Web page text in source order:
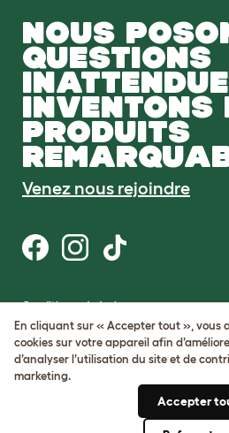
NOUS
QUESTIONS
INVENTONS
PRODUITS
Venez nous rejoindre
Conditions générales
Protection de la vie privée et cookies
Cookie Settings
Sitemap
Numéro de TVA: FR34839369105
Numéro d’immatriculation de
En cliquant sur « Accepter tout », vous
cookies sur votre appareil afin
d’analyser l’utilisation du site et de
marketing.
Accepter